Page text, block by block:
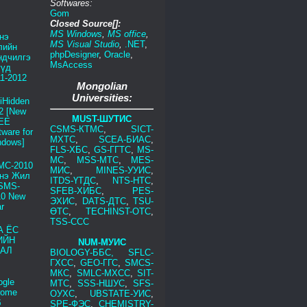
2012
[New
for
2010
Жил
New
ЁС
Softwares:
Gom
Closed Source[]:
MS Windows, MS office,
MS Visual Studio, .NET,
phpDesigner, Oracle,
MsAccess
Mongolian
Universities:
MUST-ШУТИС
CSMS-КТМС, SICT-
МХТС, SCEA-БИАС,
FLS-ХБС, GS-ГГТС, MS-
МС, MSS-МТС,
MES-
МИС, MINES-УУИС,
ITDS-ҮТДС, NTS-НТС,
SFEB-ХИБС,
PES-
ЭХИС, DATS-ДТС, TSU-
ӨТС, TECHINST-ОТС,
TSS-ССС
NUM-МУИС
BIOLOGY-ББС, SFLC-
ГХСС, GEO-ГГС, SMCS-
МКС, SMLC-МХСС, SIT-
МТС, SSS-НШУС, SFS-
ОУХС, UBSTATE-УИС,
SPE-ФЭС, CHEMISTRY-